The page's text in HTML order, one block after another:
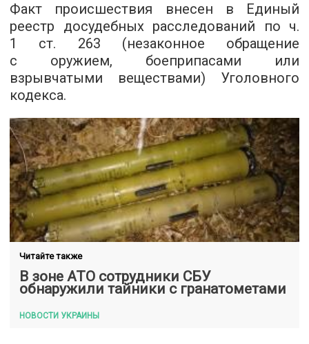
Факт происшествия внесен в Единый
реестр досудебных расследований по ч.
1 ст. 263 (незаконное обращение
с оружием, боеприпасами или
взрывчатыми веществами) Уголовного
кодекса.
Читайте также
В зоне АТО сотрудники СБУ
обнаружили тайники с гранатометами
НОВОСТИ УКРАИНЫ